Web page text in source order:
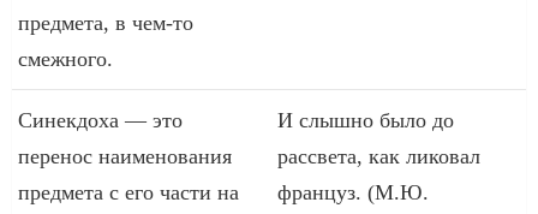
предмета, в чем-то
смежного.
Синекдоха — это
перенос наименования
предмета с его части на
И слышно было до
рассвета, как ликовал
француз. (М.Ю.